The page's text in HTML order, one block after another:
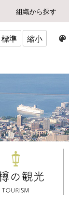
組織から探す
標準 縮小